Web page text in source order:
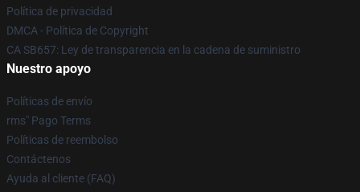
Política de privacidad
DMCA - Política de Copyright
CA SB657: Ley de transparencia en la cadena de suministro
Nuestro apoyo
Políticas de envío
rms" Pago Terms
Políticas de reembolso
Contáctenos
Ayuda al cliente (FAQ)